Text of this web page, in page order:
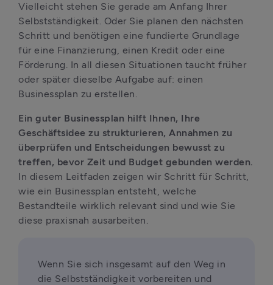
Vielleicht stehen Sie gerade am Anfang Ihrer
Selbstständigkeit. Oder Sie planen den nächsten
Schritt und benötigen eine fundierte Grundlage
für eine Finanzierung, einen Kredit oder eine
Förderung. In all diesen Situationen taucht früher
oder später dieselbe Aufgabe auf: einen
Businessplan zu erstellen.
Ein guter Businessplan hilft Ihnen, Ihre
Geschäftsidee zu strukturieren, Annahmen zu
überprüfen und Entscheidungen bewusst zu
In diesem Leitfaden zeigen wir Schritt für Schritt,
wie ein Businessplan entsteht, welche
Bestandteile wirklich relevant sind und wie Sie
diese praxisnah ausarbeiten.
Wenn Sie sich insgesamt auf den Weg in
die Selbstständigkeit vorbereiten und